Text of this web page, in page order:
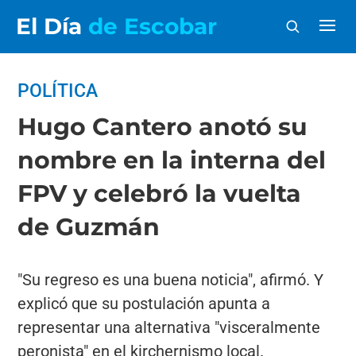
El Día de Escobar
POLÍTICA
Hugo Cantero anotó su
nombre en la interna del
FPV y celebró la vuelta
de Guzmán
"Su regreso es una buena noticia", afirmó. Y
explicó que su postulación apunta a
representar una alternativa "visceralmente
peronista" en el kirchernismo local.